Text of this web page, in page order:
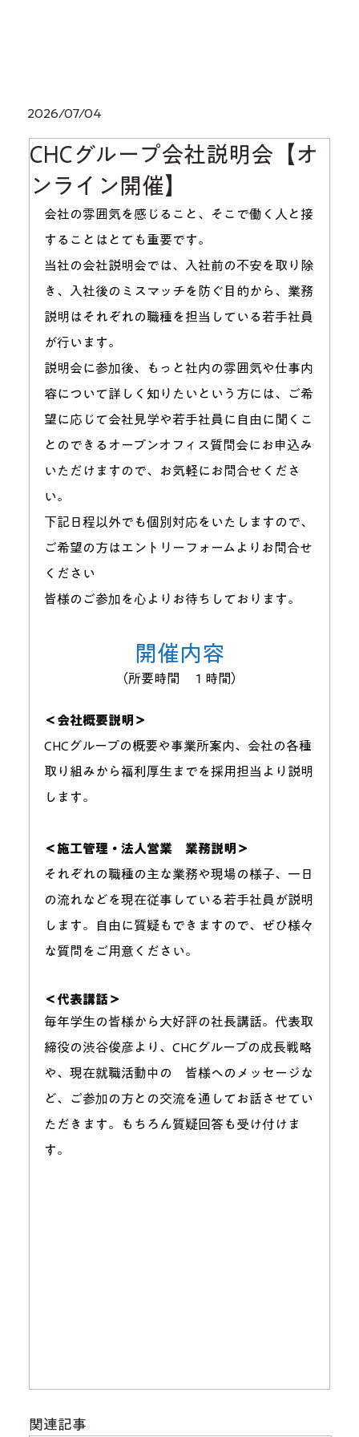
2026/07/04
CHCグループ会社説明会【オ
ンライン開催】
会社の雰囲気を感じること、そこで働く人と接
することはとても重要です。
当社の会社説明会では、入社前の不安を取り除
き、入社後のミスマッチを防ぐ目的から、業務
説明はそれぞれの職種を担当している若手社員
が行います。
説明会に参加後、もっと社内の雰囲気や仕事内
容について詳しく知りたいという方には、ご希
望に応じて会社見学や若手社員に自由に聞くこ
とのできるオープンオフィス質問会にお申込み
いただけますので、お気軽にお問合せくださ
い。
下記日程以外でも個別対応をいたしますので、
ご希望の方はエントリーフォームよりお問合せ
ください
皆様のご参加を心よりお待ちしております。
開催内容
（所要時間　１時間）
＜会社概要説明＞
CHCグループの概要や事業所案内、会社の各種
取り組みから福利厚生までを採用担当より説明
します。
＜施工管理・法人営業　業務説明＞
それぞれの職種の主な業務や現場の様子、一日
の流れなどを現在従事している若手社員が説明
します。自由に質疑もできますので、ぜひ様々
な質問をご用意ください。
＜代表講話＞
毎年学生の皆様から大好評の社長講話。代表取
締役の渋谷俊彦より、CHCグループの成長戦略
や、現在就職活動中の　皆様へのメッセージな
ど、ご参加の方との交流を通してお話させてい
ただきます。もちろん質疑回答も受け付けま
す。
関連記事